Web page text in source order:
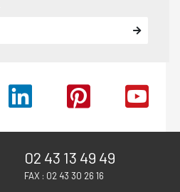
02 43 13 49 49
FAX : 02 43 30 26 16